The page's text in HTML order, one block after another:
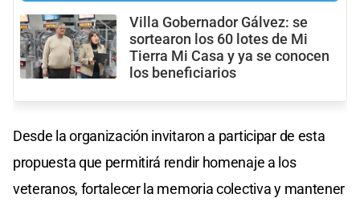
Villa Gobernador Gálvez: se
sortearon los 60 lotes de Mi
Tierra Mi Casa y ya se conocen
los beneficiarios
Desde la organización invitaron a participar de esta
propuesta que permitirá rendir homenaje a los
veteranos, fortalecer la memoria colectiva y mantener